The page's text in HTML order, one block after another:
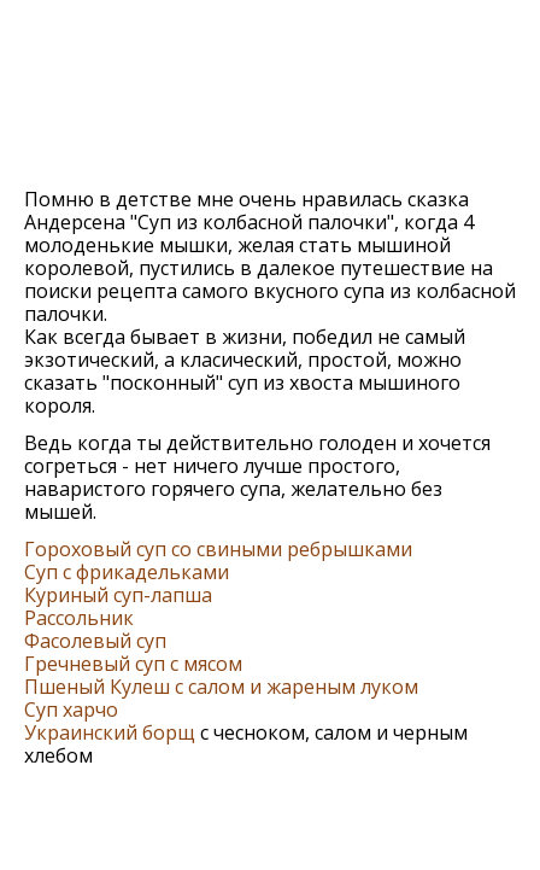
Помню в детстве мне очень нравилась сказка
Андерсена "Суп из колбасной палочки", когда 4
молоденькие мышки, желая стать мышиной
королевой, пустились в далекое путешествие на
поиски рецепта самого вкусного супа из колбасной
палочки.
Как всегда бывает в жизни, победил не самый
экзотический, а класический, простой, можно
сказать "посконный" суп из хвоста мышиного
короля.
Ведь когда ты действительно голоден и хочется
согреться - нет ничего лучше простого,
наваристого горячего супа, желательно без
мышей.
Гороховый суп со свиными ребрышками
Суп с фрикадельками
Куриный суп-лапша
Рассольник
Фасолевый суп
Гречневый суп с мясом
Пшеный Кулеш с салом и жареным луком
Суп харчо
Украинский борщ с чесноком, салом и черным
хлебом